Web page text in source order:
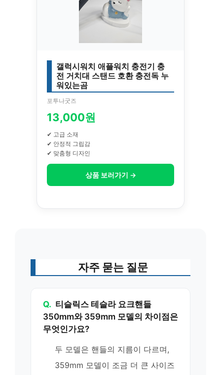
갤럭시워치 애플워치 충전기 충
전 거치대 스탠드 호환 충전독 누
워있는곰
포투나굿즈
13,000원
✔ 고급 소재
✔ 안정적 그립감
✔ 맞춤형 디자인
상품 보러가기 →
자주 묻는 질문
Q. 티슬릭스 테슬라 요크핸들
350mm와 359mm 모델의 차이점은
무엇인가요?
두 모델은 핸들의 지름이 다르며,
359mm 모델이 조금 더 큰 사이즈